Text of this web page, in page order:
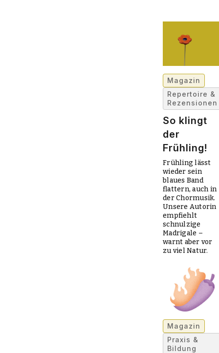
Magazin
Repertoire &
Rezensionen
So klingt
der
Frühling!
Frühling lässt
wieder sein
blaues Band
flattern, auch in
der Chormusik.
Unsere Autorin
empfiehlt
schnulzige
Madrigale –
warnt aber vor
zu viel Natur.
Magazin
Praxis &
Bildung